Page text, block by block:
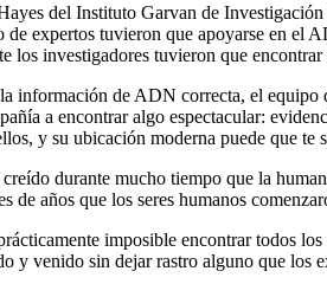
del Instituto Garvan de
expertos tuvieron que apoyarse en el
los investigadores tuvieron que
información de ADN correcta, el equipo
a encontrar algo espectacular:
y su ubicación moderna puede que te
durante mucho tiempo que la
de años que los seres humanos
imposible encontrar todos
y venido sin dejar rastro alguno que los